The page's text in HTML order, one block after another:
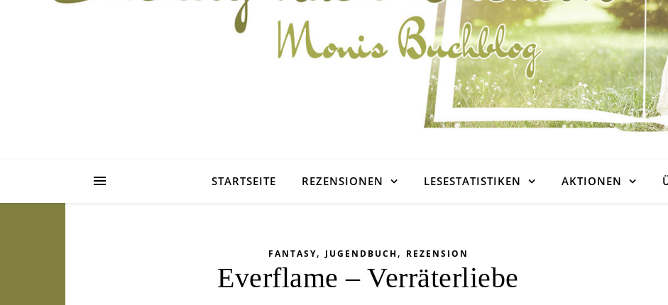
STARTSEITE REZENSIONEN LESESTATISTIKEN AKTIONEN
FANTASY, JUGENDBUCH, REZENSION
Everflame – Verräterliebe